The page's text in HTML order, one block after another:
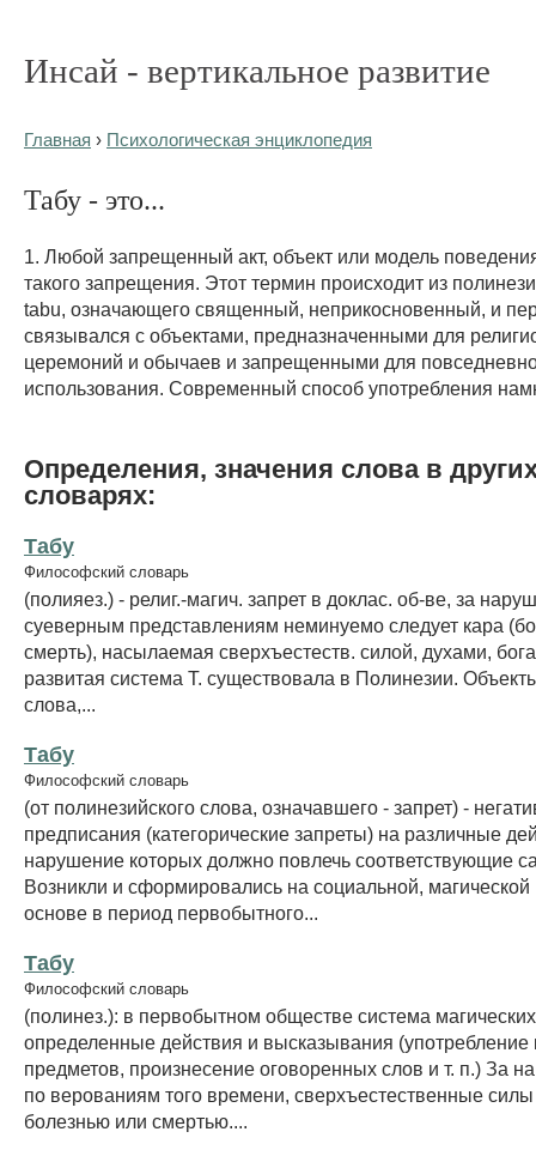
Инсай - вертикальное развитие
Главная › Психологическая энциклопедия
Табу - это...
1. Любой запрещенный акт, объект или модель
такого запрещения. Этот термин происходит из
tabu, означающего священный, неприкосновенный, и
связывался с объектами, предназначенными для
церемоний и обычаев и запрещенными для
использования. Современный способ употребления
Определения, значения слова в
словарях:
Табу
Философский словарь
(полияез.) - религ.-магич. запрет в доклас. об-ве, за
суеверным представлениям неминуемо следует кара
смерть), насылаемая сверхъестеств. силой, духами,
развитая система Т. существовала в Полинезии.
слова,...
Табу
Философский словарь
(от полинезийского слова, означавшего - запрет) -
предписания (категорические запреты) на различные
нарушение которых должно повлечь соответствующие
Возникли и сформировались на социальной, магической
основе в период первобытного...
Табу
Философский словарь
(полинез.): в первобытном обществе система
определенные действия и высказывания (употребление
предметов, произнесение оговоренных слов и т. п.) За
по верованиям того времени, сверхъестественные
болезнью или смертью....